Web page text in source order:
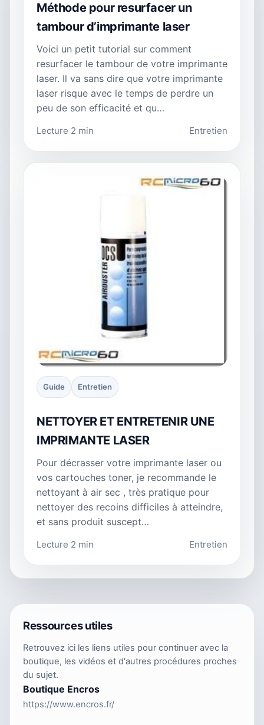
Méthode pour resurfacer un
tambour d’imprimante laser
Voici un petit tutorial sur comment
resurfacer le tambour de votre imprimante
laser. Il va sans dire que votre imprimante
laser risque avec le temps de perdre un
peu de son efficacité et qu…
Lecture 2 min Entretien
Guide Entretien
NETTOYER ET ENTRETENIR UNE
IMPRIMANTE LASER
Pour décrasser votre imprimante laser ou
vos cartouches toner, je recommande le
nettoyant à air sec , très pratique pour
nettoyer des recoins difficiles à atteindre,
et sans produit suscept…
Lecture 2 min Entretien
Ressources utiles
Retrouvez ici les liens utiles pour continuer avec la
boutique, les vidéos et d'autres procédures proches
du sujet.
Boutique Encros
https://www.encros.fr/